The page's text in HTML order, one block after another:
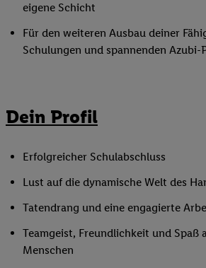
eigene Schicht
Für den weiteren Ausbau deiner
Schulungen und spannenden
Dein Profil
Erfolgreicher Schulabschluss
Lust auf die dynamische Welt des
Tatendrang und eine engagierte
Teamgeist, Freundlichkeit und Spaß
Menschen